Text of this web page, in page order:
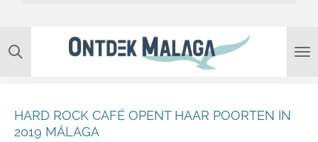
HARD ROCK CAFÉ OPENT HAAR POORTEN IN
2019 MÁLAGA